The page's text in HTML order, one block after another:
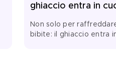
ghiaccio entra in
Non solo per
bibite: il ghiaccio entra